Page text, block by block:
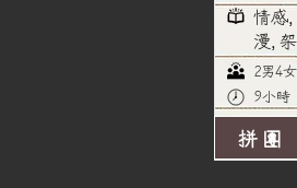
情感
漫,
2男4
9小時
拼團